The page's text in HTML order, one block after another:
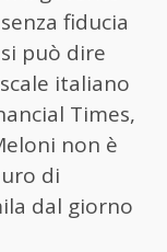
fiducia
può dire
italiano
Times,
non è
di
dal giorno